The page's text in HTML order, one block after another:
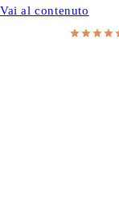
Vai al contenuto